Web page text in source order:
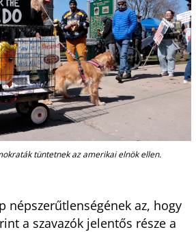
tüntetnek az amerikai elnök ellen.
népszerűtlenségének az, hogy
a szavazók jelentős része a